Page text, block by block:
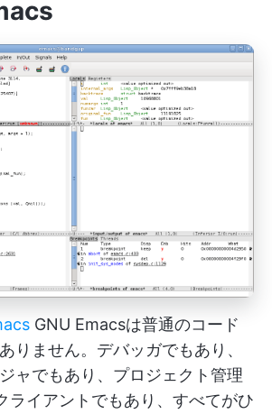
GNU Emacsは普通のコード
りません。デバッガでもあり、
ャでもあり、プロジェクト管理
ライアントでもあり、すべてがひ